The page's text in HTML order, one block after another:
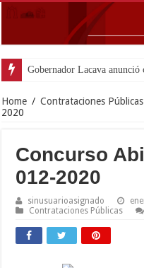
Home / Contrataciones Públicas
2020
Concurso
012-2020
sinusuarioasignado
Contrataciones Públicas